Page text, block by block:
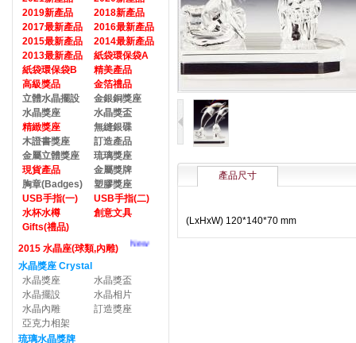
2019新產品
2018新產品
2017最新產品
2016最新產品
2015最新產品
2014最新產品
2013最新產品
紙袋環保袋A
紙袋環保袋B
精美產品
高級獎品
金箔禮品
立體水晶擺設
金銀銅獎座
水晶獎座
水晶獎盃
精緻獎座
無縫銀碟
木證書獎座
訂造產品
金屬立體獎座
琉璃獎座
現貨產品
金屬獎牌
胸章(Badges)
塑膠獎座
USB手指(一)
USB手指(二)
水杯水樽
創意文具
Gifts(禮品)
2015 水晶座(球類,內雕)
New
水晶獎座 Crystal
水晶獎座
水晶獎盃
水晶擺設
水晶相片
水晶內雕
訂造獎座
亞克力相架
琉璃水晶獎牌
產品尺寸
(LxHxW) 120*140*70 mm